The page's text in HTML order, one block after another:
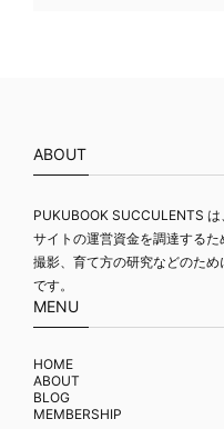
ABOUT
PUKUBOOK SUCCULENTS
サイトの運営資金を調達する
撮影、育て方の研究などのた
です。
MENU
HOME
ABOUT
BLOG
MEMBERSHIP